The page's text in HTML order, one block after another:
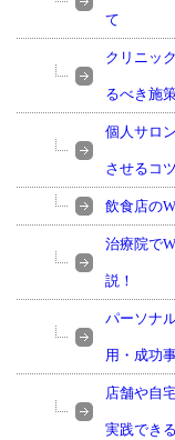
て
クリニッ
るべき施
個人サロ
させるコ
飲食店の
治療院で
説！
パーソナ
用・成功
店舗や自
実践でき